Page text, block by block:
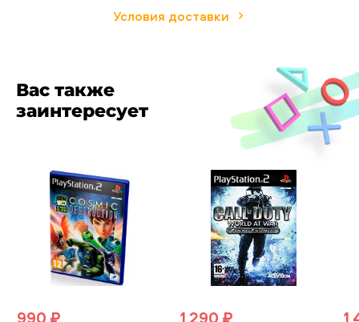
Условия доставки
Вас также
заинтересует
990 ₽ 1 290 ₽ 1